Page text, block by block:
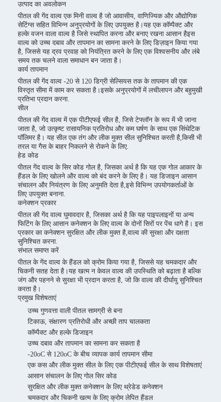
उत्पाद का अवलोकन
पीतल की गेंद वाल्व एक मिनी वाल्व है जो आवासीय, वाणिज्यिक और औद्योगिक
सेटिंग्स सहित विभिन्न अनुप्रयोगों के लिए उपयुक्त है।यह एक कॉम्पैक्ट और
हल्के वजन वाला वाल्व है जिसे स्थापित करना और बनाए रखना आसान हैइस
वाल्व को उच्च दबाव और तापमान का सामना करने के लिए डिज़ाइन किया गया
है, जिससे यह द्रव प्रवाह को नियंत्रित करने के लिए एक विश्वसनीय और लंबे
समय तक चलने वाला समाधान बन जाता है।
कार्य तापमान
पीतल की गेंद वाल्व -20 से 120 डिग्री सेल्सियस तक के तापमान की एक
विस्तृत सीमा में काम कर सकता है।इसके अनुप्रयोगों में लचीलापन और बहुमुखी
प्रतिभा प्रदान करना.
सील
पीतल की गेंद वाल्व में एक पीटीएफई सील है, जिसे टेफ्लॉन के रूप में भी जाना
जाता है, जो उत्कृष्ट रासायनिक प्रतिरोध और कम घर्षण के साथ एक सिंथेटिक
पॉलिमर है। यह सील एक तंग और लीक मुक्त सील सुनिश्चित करती है,किसी भी
तरल या गैस के बाहर निकलने से रोकने के लिए.
हेड कोड
पीतल गेंद वाल्व के सिर कोड गोल है, जिसका अर्थ है कि यह एक गोल आकार के
हैंडल के लिए खोलने और वाल्व को बंद करने के लिए है। यह डिजाइन आसान
संचालन और नियंत्रण के लिए अनुमति देता है,इसे विभिन्न उपयोगकर्ताओं के
लिए उपयुक्त बनाना.
कनेक्शन प्रकार
पीतल की गेंद वाल्व घुमावदार है, जिसका अर्थ है कि यह पाइपलाइनों या अन्य
फिटिंग के लिए आसान कनेक्शन के लिए वाल्व के दोनों सिरों पर पेंच धागे है। इस
प्रकार का कनेक्शन सुरक्षित और लीक मुक्त है,वाल्व की सुरक्षा और दक्षता
सुनिश्चित करना.
संभाल समाप्त करें
पीतल के गेंद वाल्व के हैंडल को क्रोम किया गया है, जिससे यह चमकदार और
चिकनी सतह देता है।यह खत्म न केवल वाल्व की उपस्थिति को बढ़ाता है बल्कि
जंग और पहनने से सुरक्षा भी प्रदान करता है, जो कि वाल्व की दीर्घायु सुनिश्चित
करता है।
प्रमुख विशेषताएं
उच्च गुणवत्ता वाली पीतल सामग्री से बना
टिकाऊ, संक्षारण प्रतिरोधी और अच्छी ताप चालकता
कॉम्पैक्ट और हल्के डिजाइन
उच्च दबाव और तापमान का सामना कर सकता है
-20oC से 120oC के बीच व्यापक कार्य तापमान सीमा
एक कस और लीक मुक्त सील के लिए एक पीटीएफई सील के साथ विशेषताएं
आसान संचालन के लिए गोल सिर कोड
सुरक्षित और लीक मुक्त कनेक्शन के लिए थ्रेडेड कनेक्शन
चमकदार और चिकनी खत्म के लिए क्रोम लेपित हैंडल